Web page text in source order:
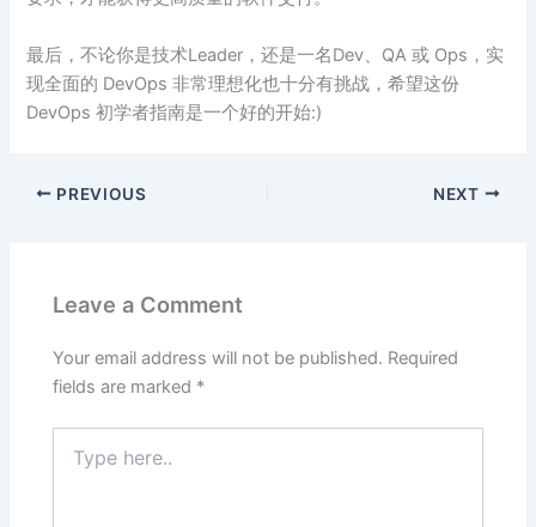
最后，不论你是技术Leader，还是一名Dev、QA 或 Ops，实
现全面的 DevOps 非常理想化也十分有挑战，希望这份
DevOps 初学者指南是一个好的开始:)
PREVIOUS NEXT
Leave a Comment
Your email address will not be published. Required
fields are marked *
here..